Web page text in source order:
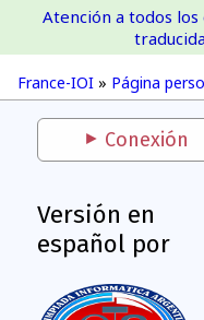
France-IOI » Página
Atención a todos
Conexión
Versión en
español por